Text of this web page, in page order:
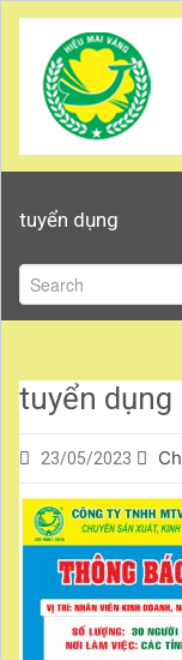
Trang chủ
Giới thiệu
Sản phẩm
Tuyển dụng
Tin tức
Liên hệ
Tuyển dụng
tuyển dụng
tuyển dụng
23/05/2023